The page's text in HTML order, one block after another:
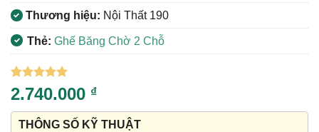
Thương hiệu: Nội Thất 190
Thẻ: Ghế Băng Chờ 2 Chỗ
5trên 5
dựa trên
10
đánh giá
2.740.000 ₫
THÔNG SỐ KỸ THUẬT